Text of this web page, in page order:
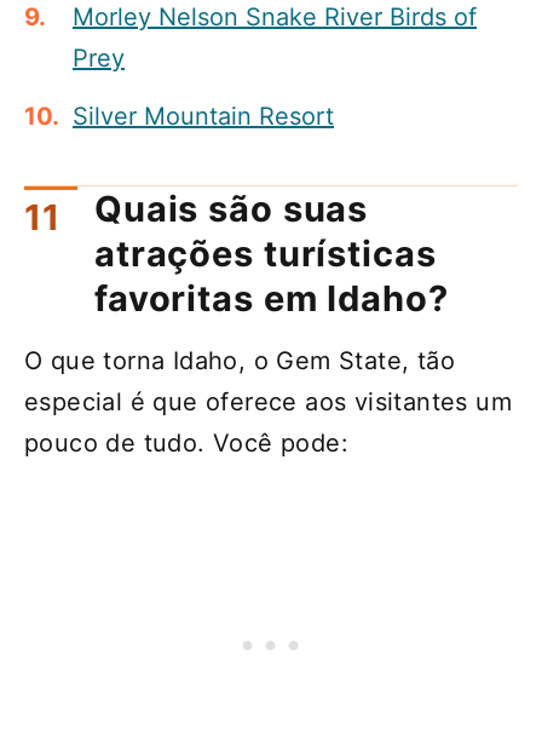
Morley Nelson Snake River Birds of
Prey
Silver Mountain Resort
Quais são suas
atrações turísticas
favoritas em Idaho?
O que torna Idaho, o Gem State, tão
especial é que oferece aos visitantes um
pouco de tudo. Você pode: